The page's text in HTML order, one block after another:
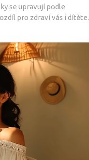
se upravují podle
pro zdraví vás i dítěte.